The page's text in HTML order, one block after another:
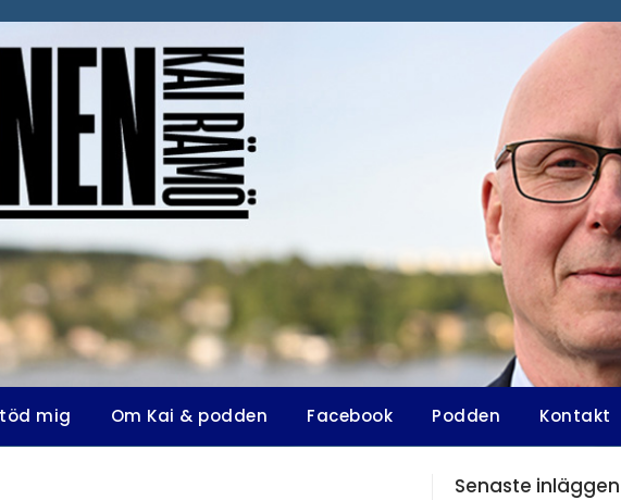
mig Om Kai & podden Facebook Podden Kontakt
Senaste inläggen